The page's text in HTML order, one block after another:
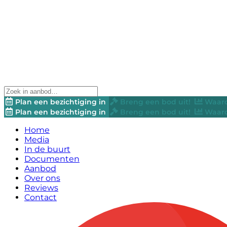
Plan een bezichtiging in Breng een bod uit!
Plan een bezichtiging in
Breng een bod uit!
Home
Media
In de buurt
Documenten
Aanbod
Over ons
Reviews
Contact